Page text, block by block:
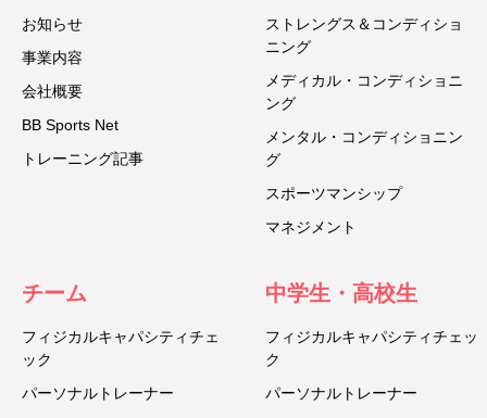
お知らせ
事業内容
会社概要
BB Sports Net
トレーニング記事
ストレングス＆コンディショ
ニング
メディカル・コンディショニ
ング
メンタル・コンディショニン
グ
スポーツマンシップ
マネジメント
チーム
フィジカルキャパシティチェ
ック
パーソナルトレーナー
中学生・高校生
フィジカルキャパシティチェッ
ク
パーソナルトレーナー